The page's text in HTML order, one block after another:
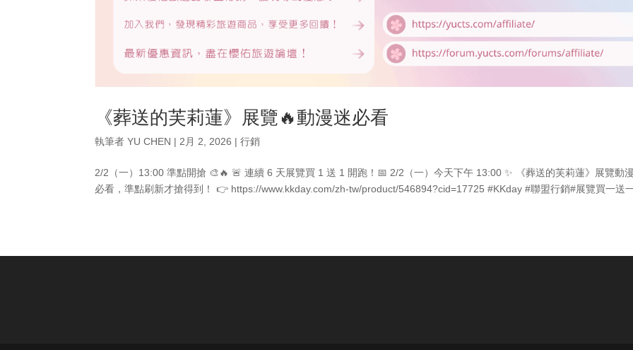
《葬送的芙莉蓮》展覽🔥動漫迷必看
執筆者YU CHEN |2月 2, 2026 |行銷
2/2（一）13:00 準點開搶 🎨🔥 🚨 連續 6 天展覽買 1 送 1 開跑！📅 2/2（一）今天下午 13:00 ✨ 《葬送的芙莉蓮》展覽動
必看，準點刷新才搶得到！ 👉 https://www.kkday.com/zh-tw/product/546894?cid=17725 #KKday #聯盟行銷#展覽買一送